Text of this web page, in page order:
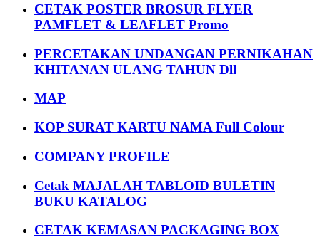
CETAK POSTER BROSUR FLYER
PAMFLET & LEAFLET Promo
PERCETAKAN UNDANGAN PERNIKAHAN
KHITANAN ULANG TAHUN Dll
MAP
KOP SURAT KARTU NAMA Full Colour
COMPANY PROFILE
Cetak MAJALAH TABLOID BULETIN
BUKU KATALOG
CETAK KEMASAN PACKAGING BOX